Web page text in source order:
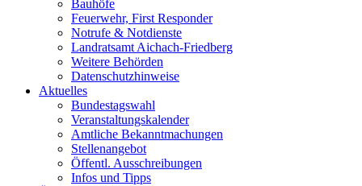
Bauhöfe
Feuerwehr, First Responder
Notrufe & Notdienste
Landratsamt Aichach-Friedberg
Weitere Behörden
Datenschutzhinweise
Aktuelles
Bundestagswahl
Veranstaltungskalender
Amtliche Bekanntmachungen
Stellenangebot
Öffentl. Ausschreibungen
Infos und Tipps